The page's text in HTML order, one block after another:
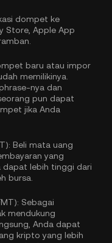
dompet ke
Store, Apple App
baru atau impor
memilikinya.
nya dan
pun dapat
jika Anda
Beli mata uang
yang
dapat lebih tinggi dari
bursa.
Sebagai
mendukung
Anda dapat
kripto yang lebih